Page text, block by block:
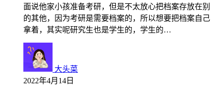
面说他家小孩准备考研，但是不太放心把档案存放在别
的其他，因为考研是需要档案的，所以想要把档案自己
拿着，其实呢研究生也是学生的，学生的…
大头菜
2022年4月14日